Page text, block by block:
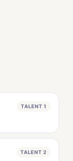
TALENT 1
TALENT 2